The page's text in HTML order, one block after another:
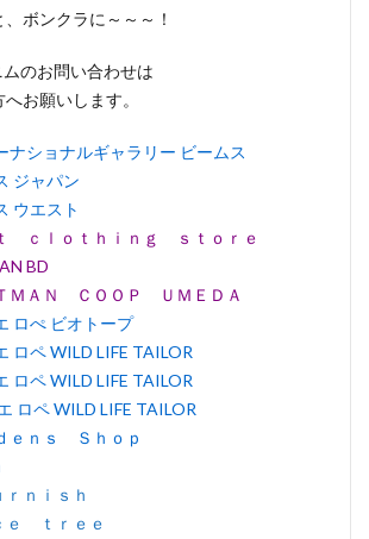
ボンクラに～～～！
のお問い合わせは
お願いします。
ナショナルギャラリー ビームス
ジャパン
ウエスト
ｃｌｏｔｈｉｎｇ ｓｔｏｒｅ
BD
ＭＡＮ ＣＯＯＰ ＵＭＥＤＡ
ロぺ ビオトープ
ロペ WILD LIFE TAILOR
ロペ WILD LIFE TAILOR
ロペ WILD LIFE TAILOR
ｅｎｓ Ｓｈｏｐ
ｒｎｉｓｈ
ｅ ｔｒｅｅ